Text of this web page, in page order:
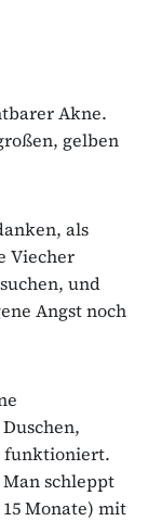
Akne.
gelben
als
Viecher
und
Angst noch
funktioniert.
schleppt
Monate) mit